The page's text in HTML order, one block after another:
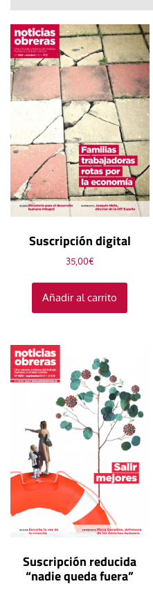
Suscripción digital
35,00€
Añadir al carrito
Suscripción reducida
“nadie queda fuera”